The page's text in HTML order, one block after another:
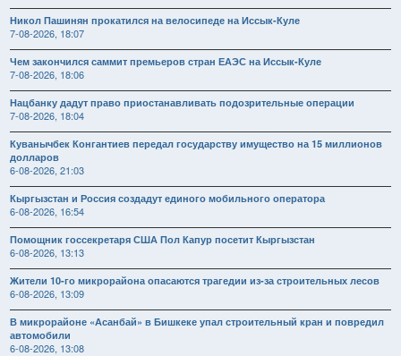
Никол Пашинян прокатился на велосипеде на Иссык-Куле
7-08-2026, 18:07
Чем закончился саммит премьеров стран ЕАЭС на Иссык-Куле
7-08-2026, 18:06
Нацбанку дадут право приостанавливать подозрительные операции
7-08-2026, 18:04
Куванычбек Конгантиев передал государству имущество на 15 миллионов
долларов
6-08-2026, 21:03
Кыргызстан и Россия создадут единого мобильного оператора
6-08-2026, 16:54
Помощник госсекретаря США Пол Капур посетит Кыргызстан
6-08-2026, 13:13
Жители 10-го микрорайона опасаются трагедии из-за строительных лесов
6-08-2026, 13:09
В микрорайоне «Асанбай» в Бишкеке упал строительный кран и повредил
автомобили
6-08-2026, 13:08